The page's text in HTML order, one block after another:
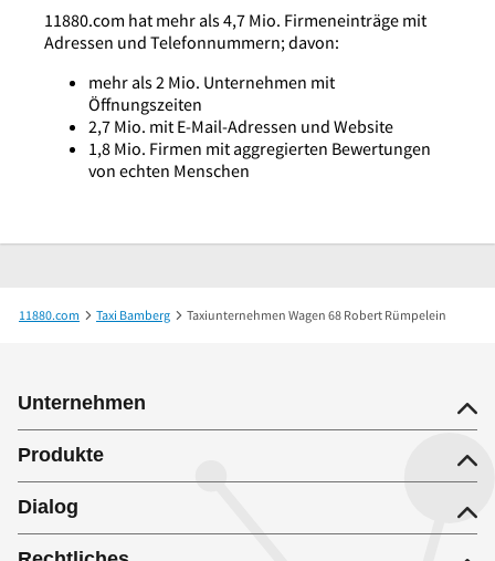
11880.com hat mehr als 4,7 Mio. Firmeneinträge mit
Adressen und Telefonnummern; davon:
mehr als 2 Mio. Unternehmen mit
Öffnungszeiten
2,7 Mio. mit E-Mail-Adressen und Website
1,8 Mio. Firmen mit aggregierten Bewertungen
von echten Menschen
11880.com Taxi Bamberg Taxiunternehmen Wagen 68 Robert Rümpelein
Unternehmen
Produkte
Dialog